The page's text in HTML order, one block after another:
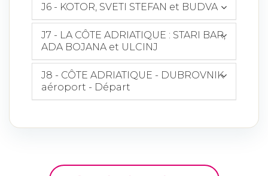
J6 - KOTOR, SVETI STEFAN et BUDVA
J7 - LA CÔTE ADRIATIQUE : STARI BAR,
ADA BOJANA et ULCINJ
J8 - CÔTE ADRIATIQUE - DUBROVNIK
aéroport - Départ